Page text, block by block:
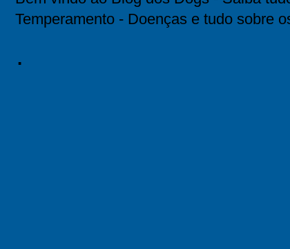
Temperamento - Doenças e tudo sobre
.